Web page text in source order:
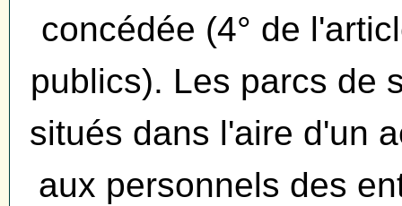
concédée (4° de
publics). Les parcs de
situés dans l'aire d'un
aux personnels des